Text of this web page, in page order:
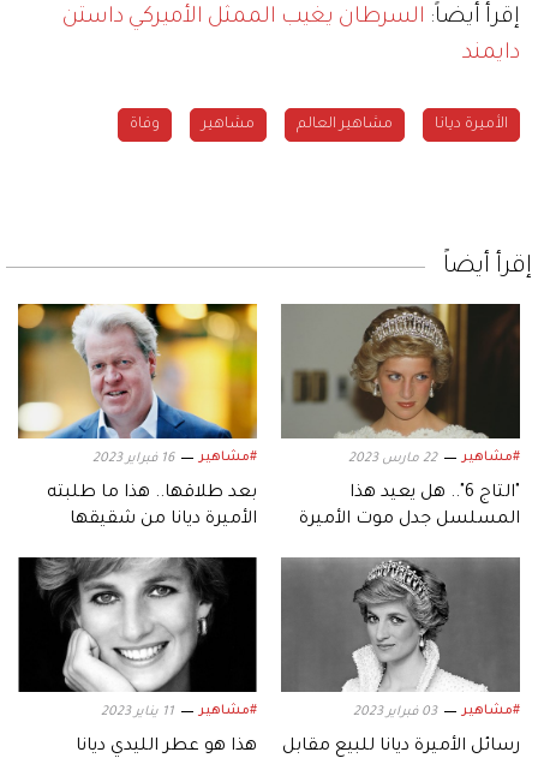
إقرأ أيضاً: السرطان يغيب الممثل الأميركي داستن
دايمند
الأميرة ديانا مشاهير العالم مشاهير وفاة
إقرأ أيضاً
#مشاهير 22 مارس 2023
"التاج 6".. هل يعيد هذا
المسلسل جدل موت الأميرة
#مشاهير 16 فبراير 2023
بعد طلاقها.. هذا ما طلبته
الأميرة ديانا من شقيقها
#مشاهير 03 فبراير 2023
رسائل الأميرة ديانا للبيع مقابل
#مشاهير 11 يناير 2023
هذا هو عطر الليدي ديانا